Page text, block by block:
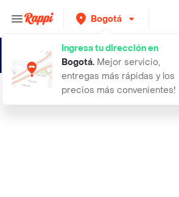
Bogotá
Ingresa tu dirección en
Bogotá. Mejor servicio,
entregas más rápidas y los
precios más convenientes!
10 analogo repuesto joystick compat